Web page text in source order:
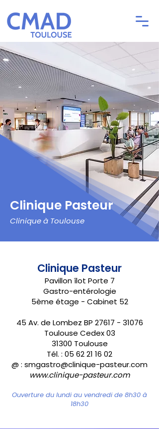
Clinique Pasteur
Clinique à Toulouse
Clinique Pasteur
Pavillon îlot Porte 7
Gastro-entérologie
5ème étage - Cabinet 52
45 Av. de Lombez BP 27617 - 31076
Toulouse Cedex 03
31300 Toulouse
Tél. : 05 62 21 16 02
@ : smgastro@clinique-pasteur.com
www.clinique-pasteur.com
Ouverture du lundi au vendredi de 8h30 à
18h30